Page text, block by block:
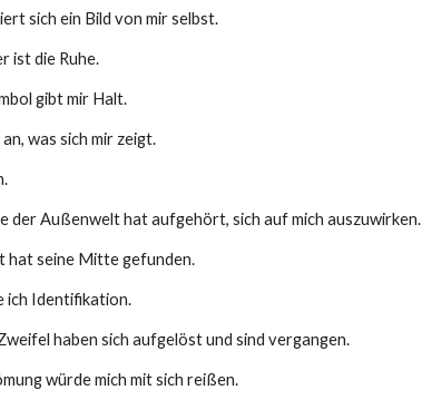
sich ein Bild von mir selbst.
ist die Ruhe.
gibt mir Halt.
was sich mir zeigt.
der Außenwelt hat aufgehört, sich auf mich auszuwirken.
hat seine Mitte gefunden.
ich Identifikation.
haben sich aufgelöst und sind vergangen.
würde mich mit sich reißen.